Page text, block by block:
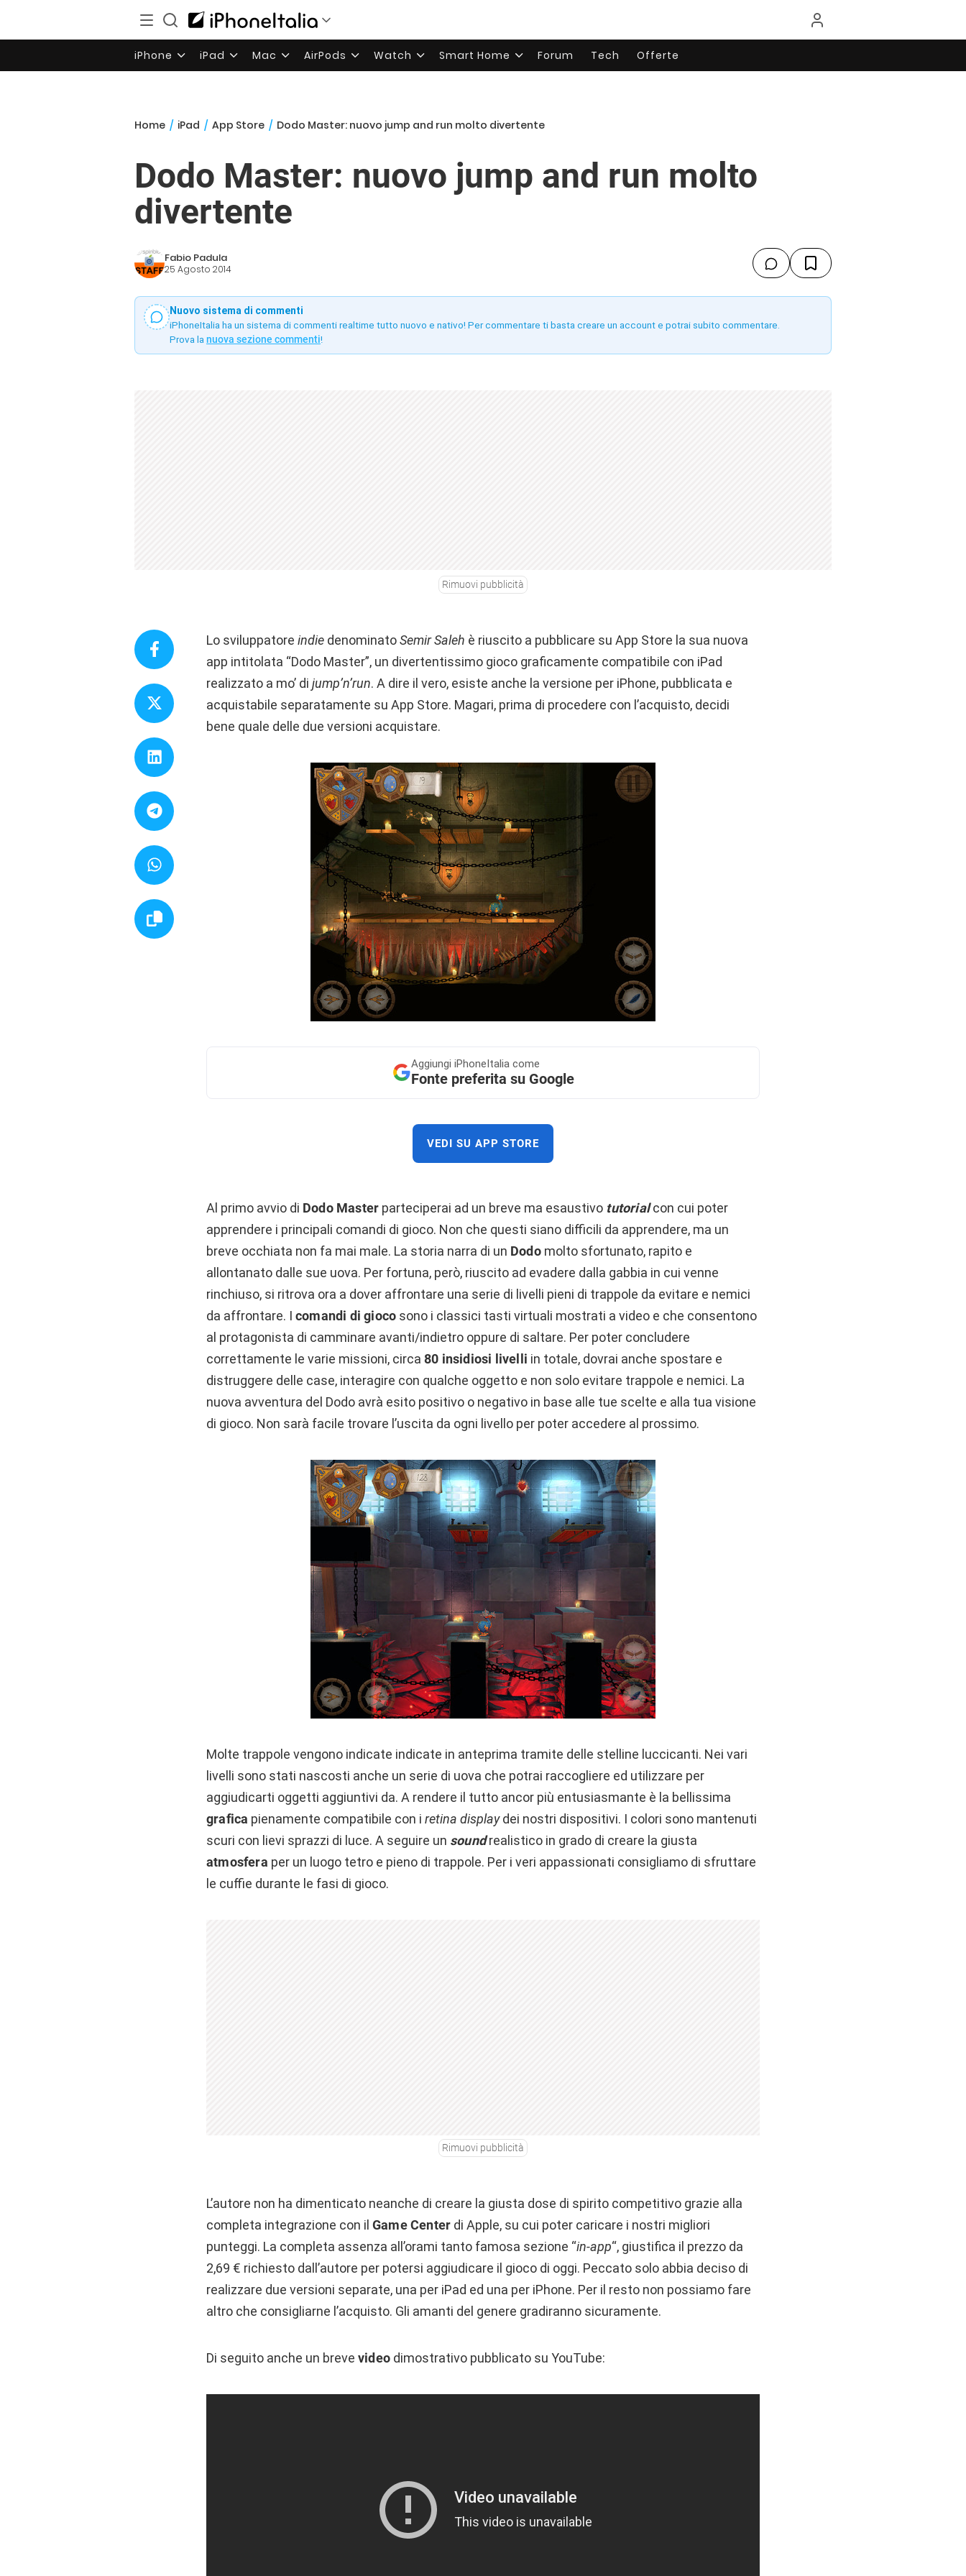
iPhone iPad Mac AirPods Watch Smart Home Forum Tech Offerte
Home / iPad / App Store / Dodo Master: nuovo jump and run molto divertente
Dodo Master: nuovo jump and run molto
divertente
Fabio Padula
25 Agosto 2014
Nuovo sistema di commenti
iPhoneItalia ha un sistema di commenti realtime tutto nuovo e nativo! Per commentare ti basta creare un account e potrai subito commentare.
Prova la nuova sezione commenti!
Rimuovi pubblicità
Lo sviluppatore indie denominatoSemir Saleh è riuscito a pubblicare su App Store la sua nuova
app intitolata “Dodo Master”, un divertentissimo gioco graficamente compatibile con iPad
realizzato a mo’ di jump’n’run. A dire il vero, esiste anche la versione per iPhone, pubblicata e
acquistabile separatamente su App Store. Magari, prima di procedere con l’acquisto, decidi
bene quale delle due versioni acquistare.
Aggiungi iPhoneItalia come
Fonte preferita su Google
VEDI SU APP STORE
Al primo avvio di Dodo Master parteciperai ad un breve ma esaustivo tutorialcon cui poter
apprendere i principali comandi di gioco. Non che questi siano difficili da apprendere, ma un
breve occhiata non fa mai male. La storia narra di un Dodomolto sfortunato, rapito e
allontanato dalle sue uova. Per fortuna, però, riuscito ad evadere dalla gabbia in cui venne
rinchiuso, si ritrova ora a dover affrontare una serie di livelli pieni di trappole da evitare e nemici
da affrontare. I comandi di gioco sono i classici tasti virtuali mostrati a video e che consentono
al protagonista di camminare avanti/indietro oppure di saltare. Per poter concludere
correttamente le varie missioni, circa 80 insidiosi livelli in totale, dovrai anche spostare e
distruggere delle case, interagire con qualche oggetto e non solo evitare trappole e nemici. La
nuova avventura del Dodo avrà esito positivo o negativo in base alle tue scelte e alla tua visione
di gioco. Non sarà facile trovare l’uscita da ogni livello per poter accedere al prossimo.
Molte trappole vengono indicate indicate in anteprima tramite delle stelline luccicanti. Nei vari
livelli sono stati nascosti anche un serie di uova che potrai raccogliere ed utilizzare per
aggiudicarti oggetti aggiuntivi da. A rendere il tutto ancor più entusiasmante è la bellissima
grafica pienamente compatibile con iretina displaydei nostri dispositivi. I colori sono mantenuti
scuri con lievi sprazzi di luce. A seguire un soundrealistico in grado di creare la giusta
atmosfera per un luogo tetro e pieno di trappole. Per i veri appassionati consigliamo di sfruttare
le cuffie durante le fasi di gioco.
Rimuovi pubblicità
L’autore non ha dimenticato neanche di creare la giusta dose di spirito competitivo grazie alla
completa integrazione con il Game Center di Apple, su cui poter caricare i nostri migliori
punteggi. La completa assenza all’orami tanto famosa sezione “in-app“, giustifica il prezzo da
2,69 € richiesto dall’autore per potersi aggiudicare il gioco di oggi. Peccato solo abbia deciso di
realizzare due versioni separate, una per iPad ed una per iPhone. Per il resto non possiamo fare
altro che consigliarne l’acquisto. Gli amanti del genere gradiranno sicuramente.
Di seguito anche un breve video dimostrativo pubblicato su YouTube: